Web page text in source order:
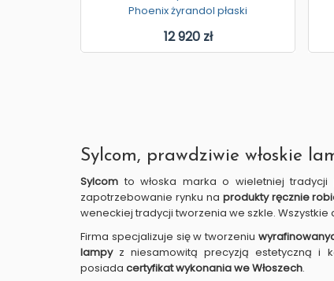
Phoenix żyrandol płaski
12 920 zł
Sylcom, prawdziwie włoskie
Sylcom to włoska marka o wieletniej
zapotrzebowanie rynku na produkty ręcznie
weneckiej tradycji tworzenia we szkle.
Firma specjalizuje się w tworzeniu
lampyz niesamowitą precyzją estetyczną i
posiada certyfikat wykonania we Włoszech.